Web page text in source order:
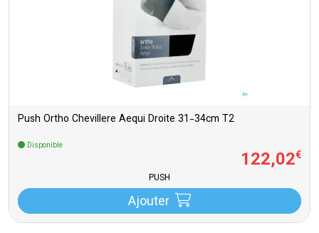
Push Ortho Chevillere Aequi Droite 31-34cm T2
Disponible
122,02€
PUSH
Ajouter